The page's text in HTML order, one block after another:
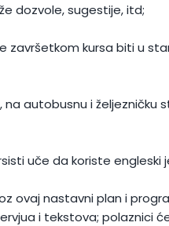
dozvole, sugestije, itd;
završetkom kursa biti u
autobusnu i željezničku
uče da koriste
ovaj nastavni plan i
i tekstova; polaznici